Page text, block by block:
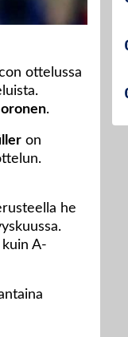
ottelussa
.
on
he
A-